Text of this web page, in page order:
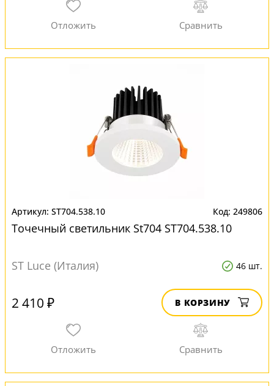
ST704.538.10 249806
Точечный светильник St704 ST704.538.10
ST Luce (Италия) 46 шт.
2 410 ₽ В КОРЗИНУ